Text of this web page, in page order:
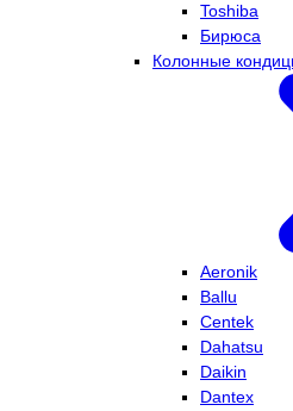
Toshiba
Бирюса
Колонные
Aeronik
Ballu
Centek
Dahatsu
Daikin
Dantex